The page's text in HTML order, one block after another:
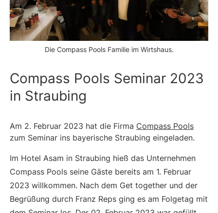
Die Compass Pools Familie im Wirtshaus.
Compass Pools Seminar 2023
in Straubing
Am 2. Februar 2023 hat die Firma Compass Pools
zum Seminar ins bayerische Straubing eingeladen.
Im Hotel Asam in Straubing hieß das Unternehmen
Compass Pools seine Gäste bereits am 1. Februar
2023 willkommen. Nach dem Get together und der
Begrüßung durch Franz Reps ging es am Folgetag mit